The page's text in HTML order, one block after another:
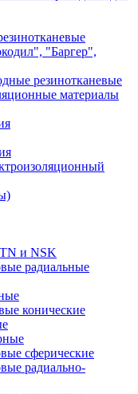
"Баргер",
резинотканевые
материалы
и NSK
радиальные
конические
сферические
радиально-